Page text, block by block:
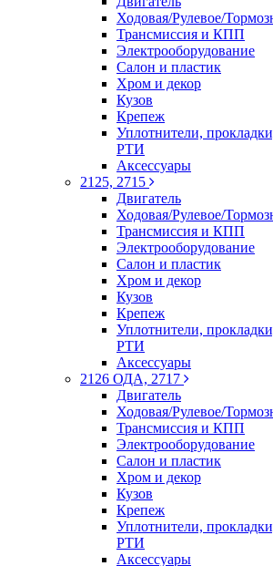
Ходовая/Рулевое/
Трансмиссия и КПП
Электрооборудование
Салон и пластик
Хром и декор
Кузов
Крепеж
Уплотнители,
РТИ
Аксессуары
2125, 2715
Двигатель
Ходовая/Рулевое/
Трансмиссия и КПП
Электрооборудование
Салон и пластик
Хром и декор
Кузов
Крепеж
Уплотнители,
РТИ
Аксессуары
2126 ОДА, 2717
Двигатель
Ходовая/Рулевое/
Трансмиссия и КПП
Электрооборудование
Салон и пластик
Хром и декор
Кузов
Крепеж
Уплотнители,
РТИ
Аксессуары